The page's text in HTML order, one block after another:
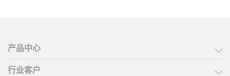
产品中心
行业客户